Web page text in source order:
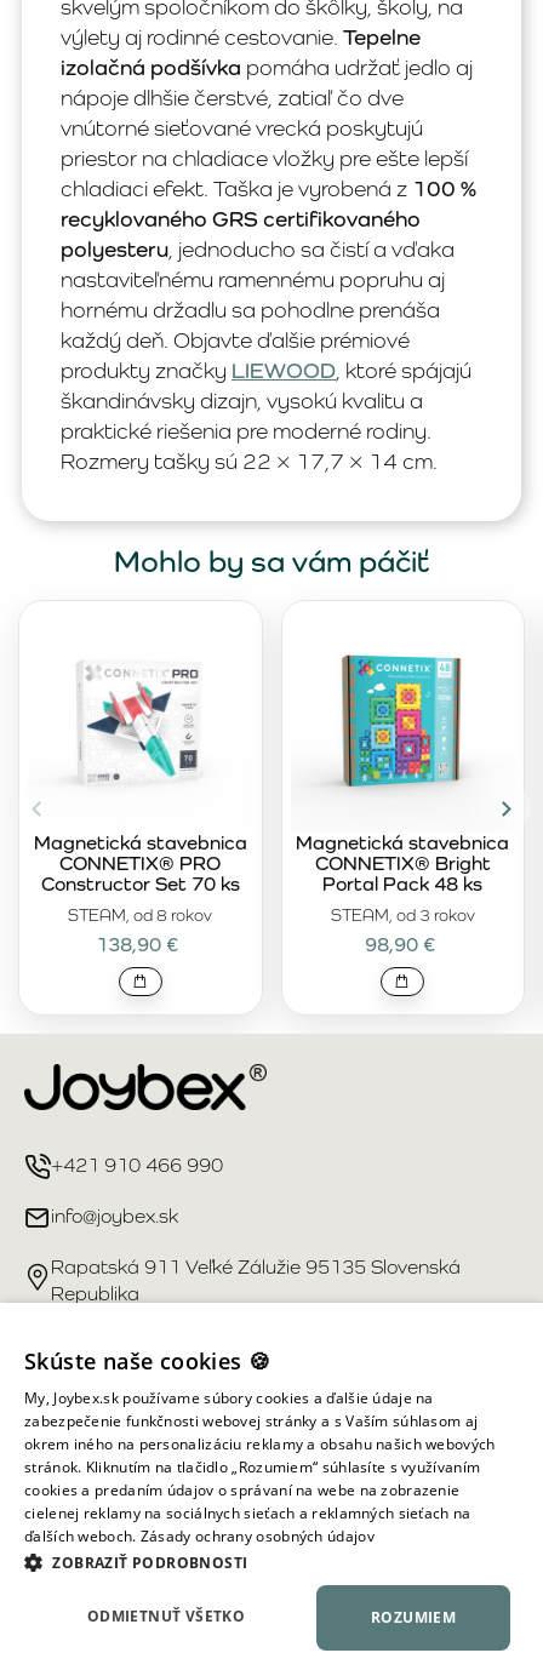
skvelým spoločníkom do škôlky, školy, na
výlety aj rodinné cestovanie. Tepelne
izolačná podšívka pomáha udržať jedlo aj
nápoje dlhšie čerstvé, zatiaľ čo dve
vnútorné sieťované vrecká poskytujú
priestor na chladiace vložky pre ešte lepší
chladiaci efekt. Taška je vyrobená z 100 %
recyklovaného GRS certifikovaného
polyesteru , jednoducho sa čistí a vďaka
nastaviteľnému ramennému popruhu aj
hornému držadlu sa pohodlne prenáša
každý deň. Objavte ďalšie prémiové
produkty značky LIEWOOD , ktoré spájajú
škandinávsky dizajn, vysokú kvalitu a
praktické riešenia pre moderné rodiny.
Rozmery tašky sú 22 × 17,7 × 14 cm.
Mohlo by sa vám páčiť
STEAM, od 8 rokov
Magnetická stavebnica
CONNETIX® PRO
Constructor Set 70 ks
138,90 €
STEAM, od 3 rokov
Magnetická stavebnica
CONNETIX® Bright
Portal Pack 48 ks
98,90 €
+421 910 466 990
info@joybex.sk
Rapatská 911 Veľké Zálužie 95135 Slovenská
Republika
Užitočné odkazy
Účet
Informácie obchodu
Všetky práva vyhradené ©
Skúste naše cookies 🍪
My, Joybex.sk používame súbory cookies a ďalšie údaje na
zabezpečenie funkčnosti webovej stránky a s Vaším súhlasom aj
okrem iného na personalizáciu reklamy a obsahu našich webových
stránok. Kliknutím na tlačidlo „Rozumiem“ súhlasíte s využívaním
cookies a predaním údajov o správaní na webe na zobrazenie
cielenej reklamy na sociálnych sieťach a reklamných sieťach na
ďalších weboch. Zásady ochrany osobných údajov
ZOBRAZIŤ PODROBNOSTI
ROZUMIEM
ODMIETNUŤ VŠETKO